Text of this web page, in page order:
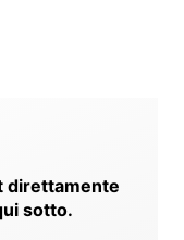
direttamente
sotto.